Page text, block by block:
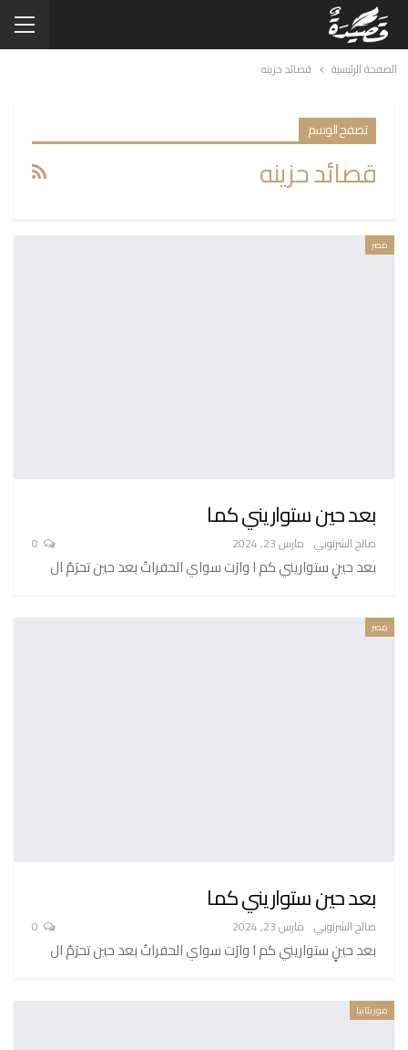
الصفحة الرئيسية قصائد حزينه
تصفح الوسم
قصائد حزينه
مصر
بعد حين ستواريني كما
صالح الشرنوبي مارس 23, 2024
بعد حينٍ ستواريني كم ا وارَت سواي الحفراتُ بعد حين تحرَمُ ال
مصر
بعد حين ستواريني كما
صالح الشرنوبي مارس 23, 2024
بعد حينٍ ستواريني كم ا وارَت سواي الحفراتُ بعد حين تحرَمُ ال
موريتانيا